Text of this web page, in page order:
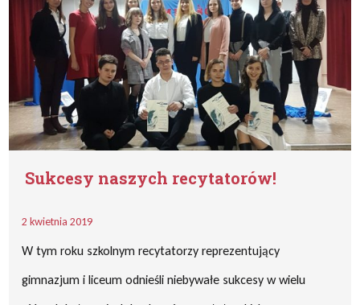
Sukcesy naszych recytatorów!
2 kwietnia 2019
W tym roku szkolnym recytatorzy reprezentujący
gimnazjum i liceum odnieśli niebywałe sukcesy w wielu